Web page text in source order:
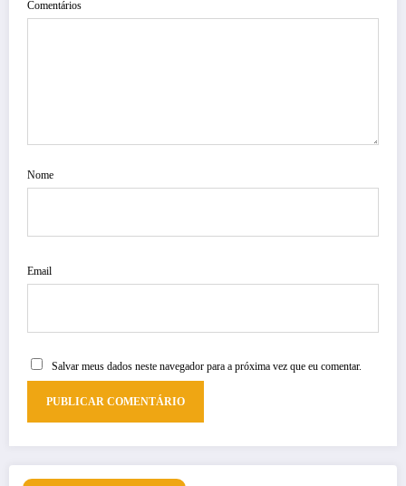
Comentários
Nome
Email
Salvar meus dados neste navegador para a próxima vez que eu comentar.